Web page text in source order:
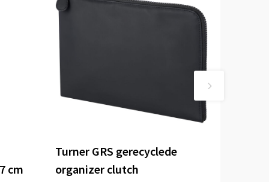
cm
Turner GRS gerecyclede
organizer clutch